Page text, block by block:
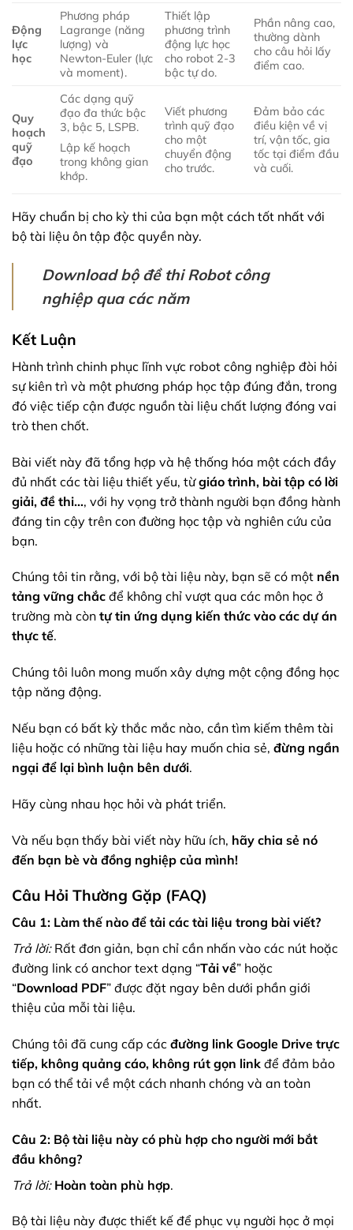
Động
lực
học
Phương pháp
Lagrange (năng
lượng) và
Newton-Euler (lực
và moment).
Thiết lập
phương trình
động lực học
cho robot 2-3
bậc tự do.
Phần nâng cao,
thường dành
cho câu hỏi lấy
điểm cao.
Quy
hoạch
quỹ
đạo
Các dạng quỹ
đạo đa thức bậc
3, bậc 5, LSPB.
Lập kế hoạch
trong không gian
khớp.
Viết phương
trình quỹ đạo
cho một
chuyển động
cho trước.
Đảm bảo các
điều kiện về vị
trí, vận tốc, gia
tốc tại điểm đầu
và cuối.
Hãy chuẩn bị cho kỳ thi của bạn một cách tốt nhất với
bộ tài liệu ôn tập độc quyền này.
Download bộ đề thi Robot công
nghiệp qua các năm
Kết Luận
Hành trình chinh phục lĩnh vực robot công nghiệp đòi hỏi
sự kiên trì và một phương pháp học tập đúng đắn, trong
đó việc tiếp cận được nguồn tài liệu chất lượng đóng vai
trò then chốt.
Bài viết này đã tổng hợp và hệ thống hóa một cách đầy
đủ nhất các tài liệu thiết yếu, từgiáo trình, bài tập có lời
giải, đề thi…, với hy vọng trở thành người bạn đồng hành
đáng tin cậy trên con đường học tập và nghiên cứu của
bạn.
Chúng tôi tin rằng, với bộ tài liệu này, bạn sẽ có một nền
tảng vững chắc để không chỉ vượt qua các môn học ở
trường mà còn tự tin ứng dụng kiến thức vào các dự án
thực tế.
Chúng tôi luôn mong muốn xây dựng một cộng đồng học
tập năng động.
Nếu bạn có bất kỳ thắc mắc nào, cần tìm kiếm thêm tài
liệu hoặc có những tài liệu hay muốn chia sẻ, đừng ngần
ngại để lại bình luận bên dưới.
Hãy cùng nhau học hỏi và phát triển.
Và nếu bạn thấy bài viết này hữu ích, hãy chia sẻ nó
đến bạn bè và đồng nghiệp của mình!
Câu Hỏi Thường Gặp (FAQ)
Câu 1: Làm thế nào để tải các tài liệu trong bài viết?
Trả lời:Rất đơn giản, bạn chỉ cần nhấn vào các nút hoặc
đường link có anchor text dạng “Tải về” hoặc
“Download PDF” được đặt ngay bên dưới phần giới
thiệu của mỗi tài liệu.
Chúng tôi đã cung cấp các đường link Google Drive trực
tiếp, không quảng cáo, không rút gọn link để đảm bảo
bạn có thể tải về một cách nhanh chóng và an toàn
nhất.
Câu 2: Bộ tài liệu này có phù hợp cho người mới bắt
đầu không?
Trả lời: Hoàn toàn phù hợp.
Bộ tài liệu này được thiết kế để phục vụ người học ở mọi